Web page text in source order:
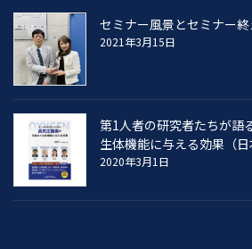
セミナー風景とセミナー
2021年3月15日
第1人者の研究者たちが語
生体機能に与える効果（
2020年3月1日